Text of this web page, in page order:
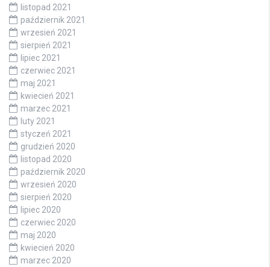
listopad 2021
październik 2021
wrzesień 2021
sierpień 2021
lipiec 2021
czerwiec 2021
maj 2021
kwiecień 2021
marzec 2021
luty 2021
styczeń 2021
grudzień 2020
listopad 2020
październik 2020
wrzesień 2020
sierpień 2020
lipiec 2020
czerwiec 2020
maj 2020
kwiecień 2020
marzec 2020